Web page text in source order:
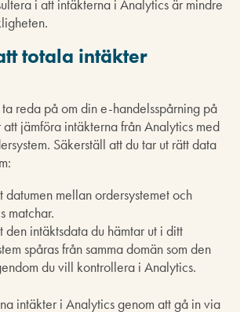
i att intäkterna i Analytics är mindre
totala intäkter
reda på om din e-handelsspårning på
jämföra intäkterna från Analytics med
Säkerställ att du tar ut rätt data
datumen mellan ordersystemet och
matchar.
den intäktsdata du hämtar ut i ditt
spåras från samma domän som den
du vill kontrollera i Analytics.
intäkter i Analytics genom att gå in via